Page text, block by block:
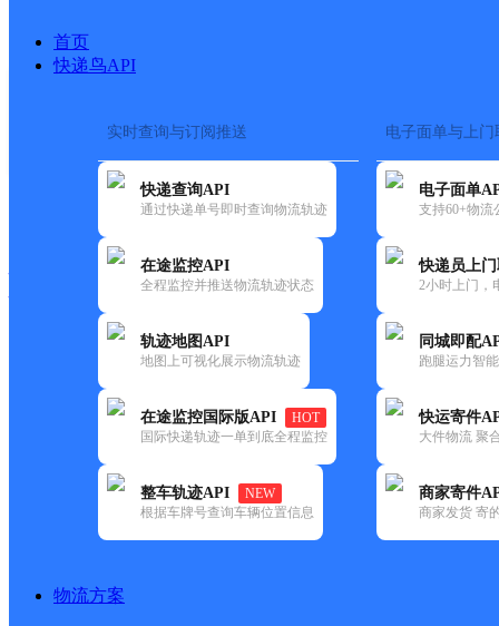
首页
快递鸟API
实时查询与订阅推送
快递查询API
通过快递单号即时查询物流轨迹
在途监控API
全程监控并推送物流轨迹状态
轨迹地图API
地图上可视化展示物流轨迹
在途监控国际版API
HOT
国际快递轨迹一单到底全程监控
整车轨迹API
NEW
根据车牌号查询车辆位置信息
电子面单与上门
电子面单
支持60+物流
快递员上
2小时上门，
同城即配
跑腿运力智
快运寄件
大件物流 聚
商家寄件
商家发货 寄
物流方案
快运大全 快递时效
韵达
福建南安市梅山镇公司
更新时间：2022-07-14 00:00:00
所属快递：韵达速递
所属区域：福建省-泉州市-南安市